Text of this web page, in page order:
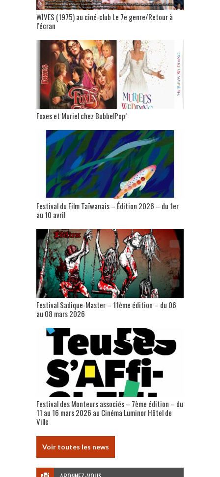
WIVES (1975) au ciné-club Le 7e genre/Retour à
l’écran
Foxes et Muriel chez BubbelPop’
Festival du Film Taïwanais – Édition 2026 – du 1er
au 10 avril
Festival Sadique-Master – 11ème édition – du 06
au 08 mars 2026
Festival des Monteurs associés – 7ème édition – du
11 au 16 mars 2026 au Cinéma Luminor Hôtel de
Ville
Voir toutes les news